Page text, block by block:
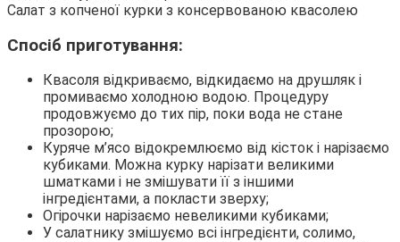
Салат з копченої курки з консервованою квасолею
Спосіб приготування:
Квасоля відкриваємо, відкидаємо на друшляк і
промиваємо холодною водою. Процедуру
продовжуємо до тих пір, поки вода не стане
прозорою;
Куряче м’ясо відокремлюємо від кісток і нарізаємо
кубиками. Можна курку нарізати великими
шматками і не змішувати її з іншими
інгредієнтами, а покласти зверху;
Огірочки нарізаємо невеликими кубиками;
У салатнику змішуємо всі інгредієнти, солимо,